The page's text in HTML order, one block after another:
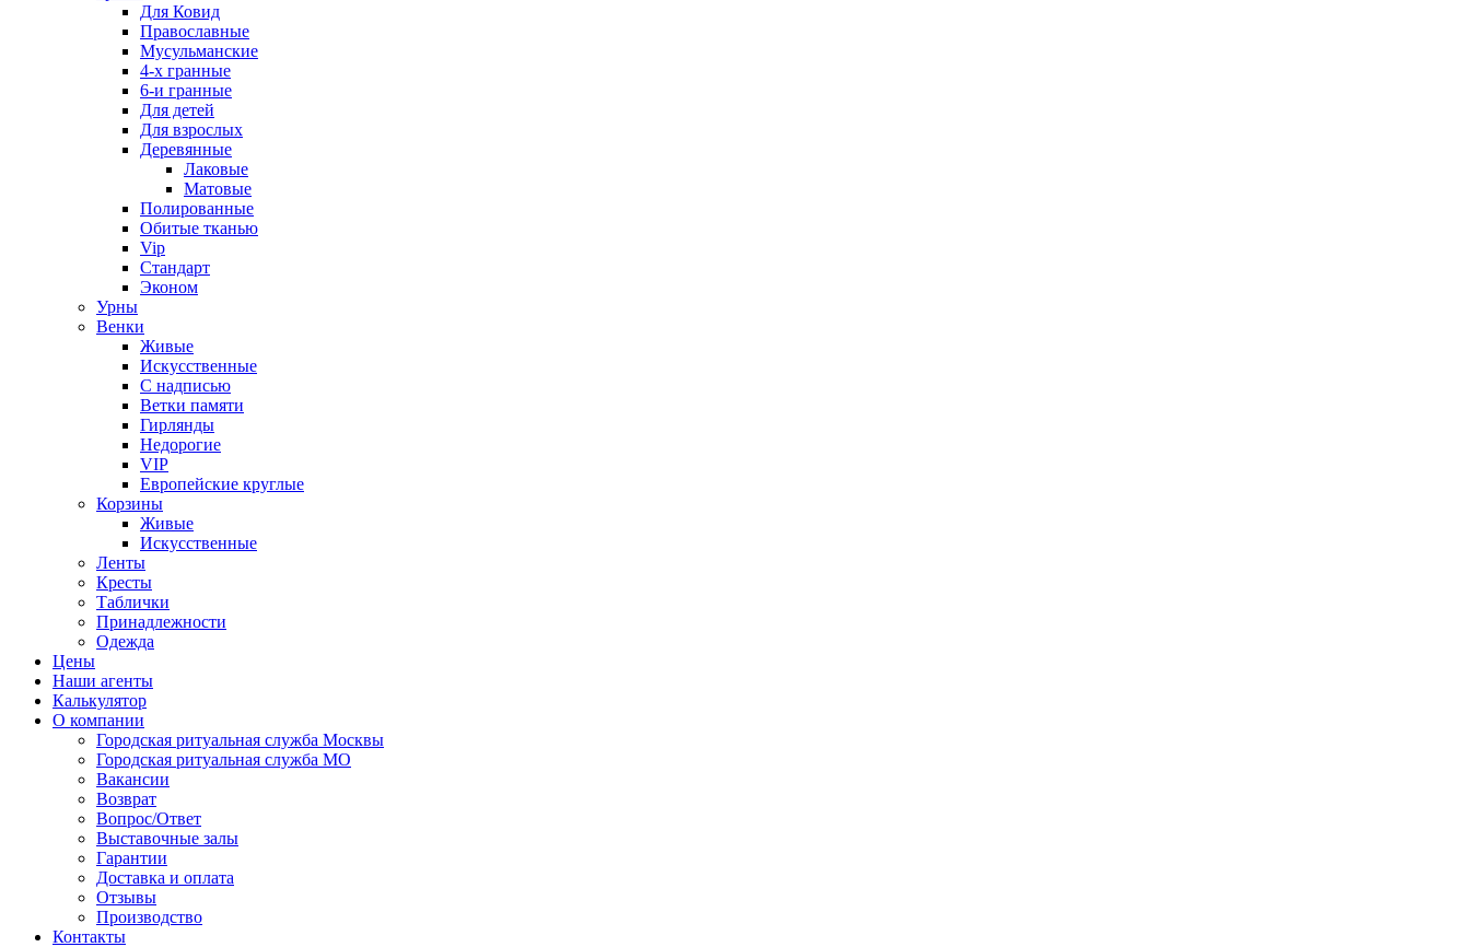
Для Ковид
Православные
Мусульманские
4-х гранные
6-и гранные
Для детей
Для взрослых
Деревянные
Лаковые
Матовые
Полированные
Обитые тканью
Vip
Стандарт
Эконом
Урны
Венки
Живые
Искусственные
С надписью
Ветки памяти
Гирлянды
Недорогие
VIP
Европейские круглые
Корзины
Живые
Искусственные
Ленты
Кресты
Таблички
Принадлежности
Одежда
Цены
Наши агенты
Калькулятор
О компании
Городская ритуальная служба Москвы
Городская ритуальная служба МО
Вакансии
Возврат
Вопрос/Ответ
Выставочные залы
Гарантии
Доставка и оплата
Отзывы
Производство
Контакты